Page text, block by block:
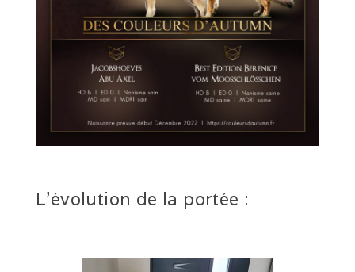
En famille au Ballon d’Alsace (11/21)
Les trois clones (09/21)
Païko et les filles (03/21)
Sorties hivernales 2020
Ballon d’Alsace (09/20)
Sociabilisation des chiots
L’évolution de la portée :